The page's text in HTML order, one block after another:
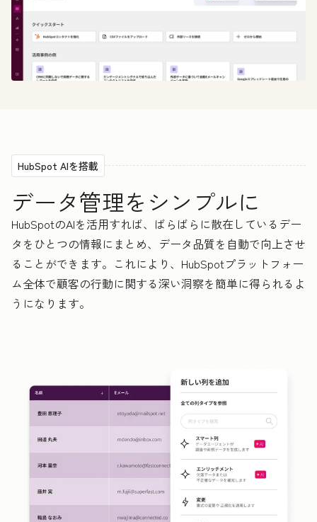
HubSpot AIを搭載
データ管理をシンプルに
HubSpotのAIを活用すれば、ばらばらに散在しているデー
タをひとつの情報にまとめ、データ品質を自動で向上させ
ることができます。これにより、HubSpotプラットフォー
ム全体で顧客の行動に関する深い洞察を簡単に得られるよ
うになります。